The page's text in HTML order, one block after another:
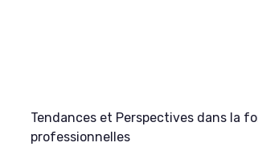
Tendances et Perspectives dans la
professionnelles